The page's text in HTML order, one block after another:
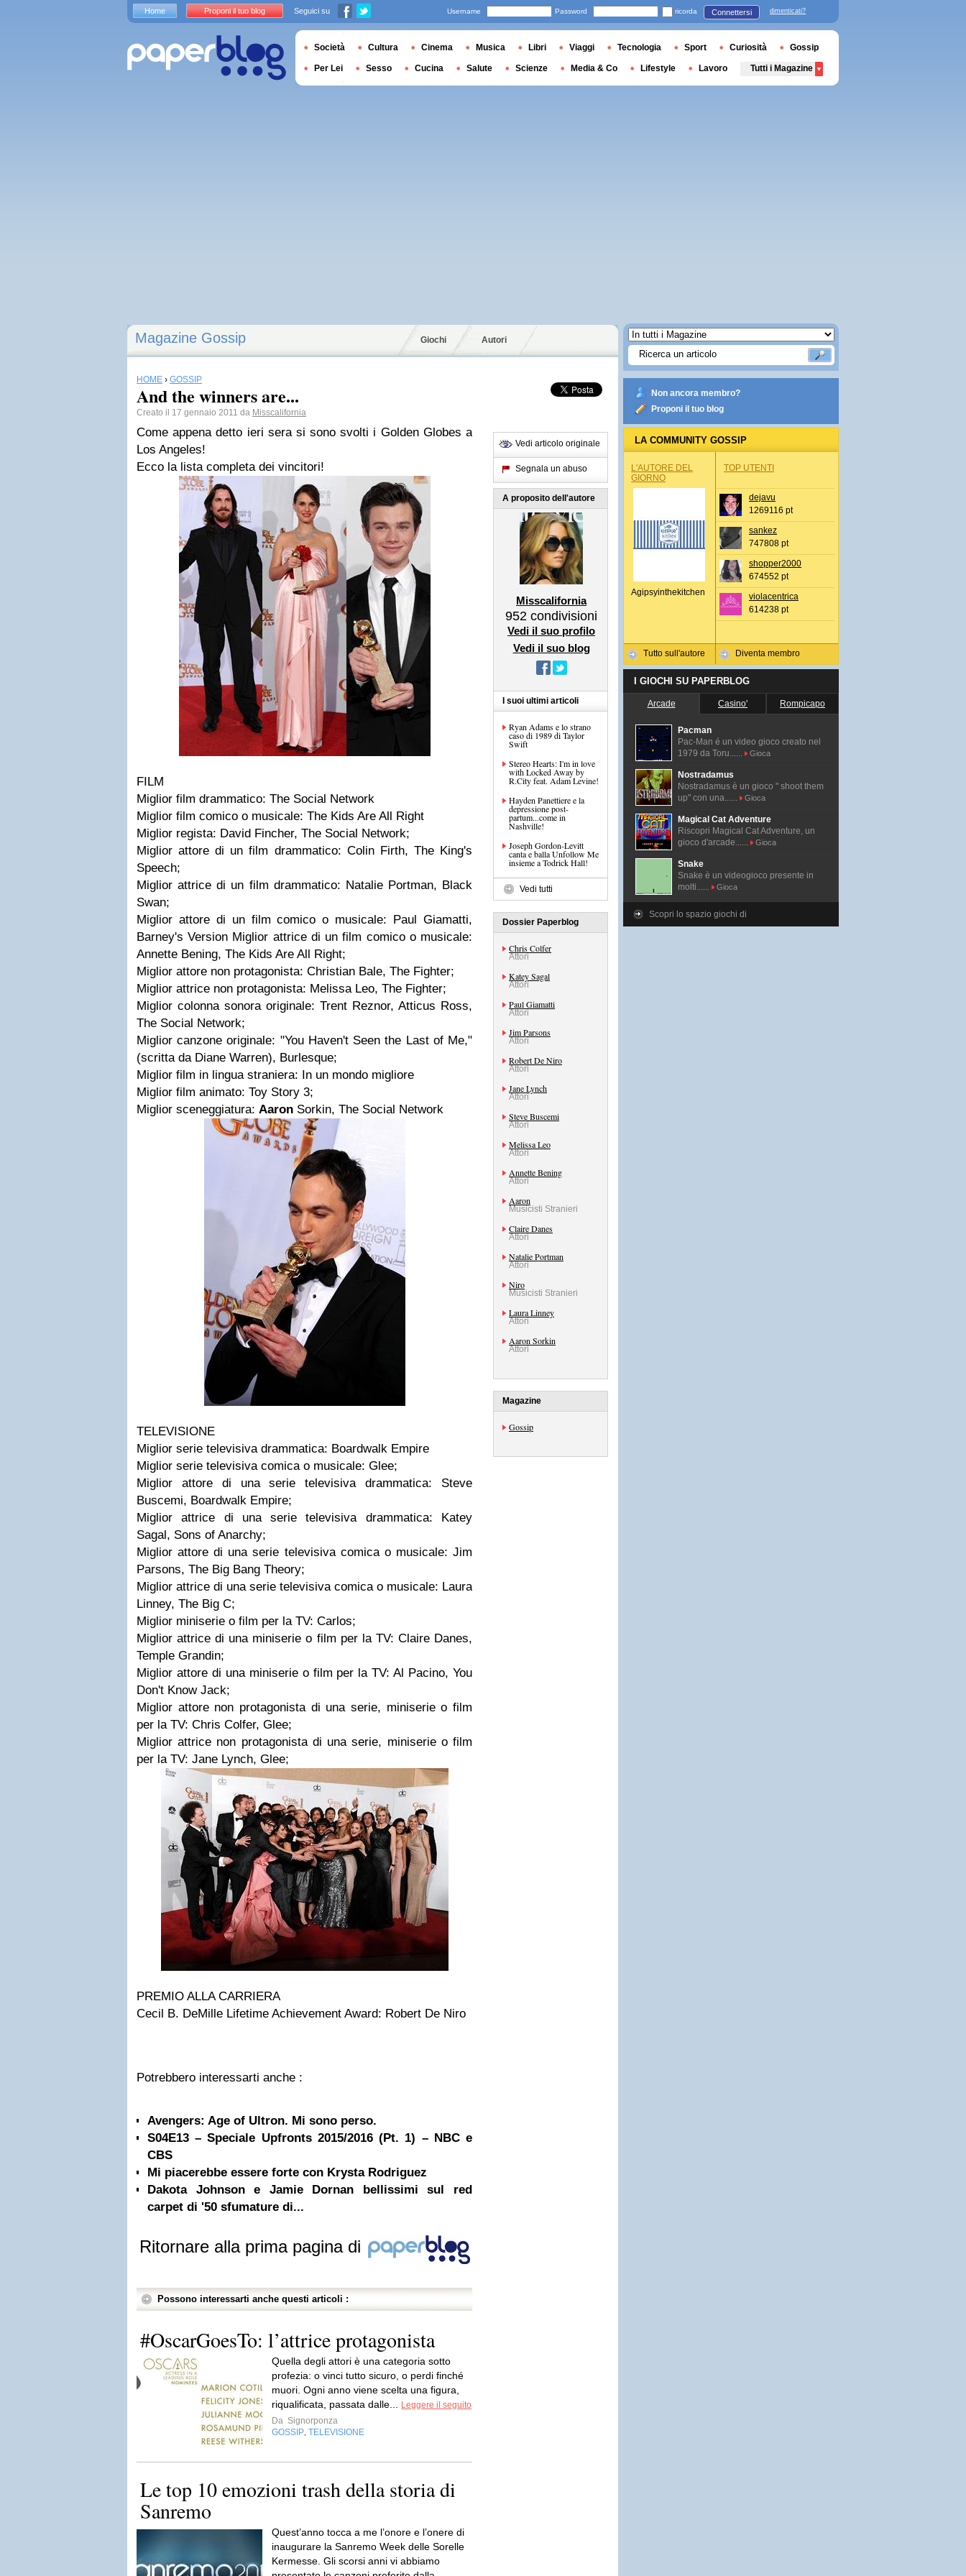
Magazine Gossip Giochi Autori
HOME › GOSSIP
And the winners are...
Creato il 17 gennaio 2011 da Misscalifornia
Come appena detto ieri sera si sono svolti i Golden Globes a
Los Angeles!
Ecco la lista completa dei vincitori!
FILM
Miglior film drammatico: The Social Network
Miglior film comico o musicale: The Kids Are All Right
Miglior regista: David Fincher, The Social Network;
Miglior attore di un film drammatico: Colin Firth, The King's
Speech;
Miglior attrice di un film drammatico: Natalie Portman, Black
Swan;
Miglior attore di un film comico o musicale: Paul Giamatti,
Barney's Version Miglior attrice di un film comico o musicale:
Annette Bening, The Kids Are All Right;
Miglior attore non protagonista: Christian Bale, The Fighter;
Miglior attrice non protagonista: Melissa Leo, The Fighter;
Miglior colonna sonora originale: Trent Reznor, Atticus Ross,
The Social Network;
Miglior canzone originale: "You Haven't Seen the Last of Me,"
(scritta da Diane Warren), Burlesque;
Miglior film in lingua straniera: In un mondo migliore
Miglior film animato: Toy Story 3;
Miglior sceneggiatura: Aaron Sorkin, The Social Network
TELEVISIONE
Miglior serie televisiva drammatica: Boardwalk Empire
Miglior serie televisiva comica o musicale: Glee;
Miglior attore di una serie televisiva drammatica: Steve
Buscemi, Boardwalk Empire;
Miglior attrice di una serie televisiva drammatica: Katey
Sagal, Sons of Anarchy;
Miglior attore di una serie televisiva comica o musicale: Jim
Parsons, The Big Bang Theory;
Miglior attrice di una serie televisiva comica o musicale: Laura
Linney, The Big C;
Miglior miniserie o film per la TV: Carlos;
Miglior attrice di una miniserie o film per la TV: Claire Danes,
Temple Grandin;
Miglior attore di una miniserie o film per la TV: Al Pacino, You
Don't Know Jack;
Miglior attore non protagonista di una serie, miniserie o film
per la TV: Chris Colfer, Glee;
Miglior attrice non protagonista di una serie, miniserie o film
per la TV: Jane Lynch, Glee;
PREMIO ALLA CARRIERA
Cecil B. DeMille Lifetime Achievement Award: Robert De Niro
Potrebbero interessarti anche :
Avengers: Age of Ultron. Mi sono perso.
S04E13 – Speciale Upfronts 2015/2016 (Pt. 1) – NBC e
CBS
Mi piacerebbe essere forte con Krysta Rodriguez
Dakota Johnson e Jamie Dornan bellissimi sul red
carpet di '50 sfumature di...
Ritornare alla prima pagina di
Possono interessarti anche questi articoli :
#OscarGoesTo: l’attrice protagonista
Quella degli attori è una categoria sotto
profezia: o vinci tutto sicuro, o perdi finché
muori. Ogni anno viene scelta una figura,
riqualificata, passata dalle...
Leggere il seguito
Da Signorponza
GOSSIP TELEVISIONE
Le top 10 emozioni trash della storia di
Sanremo
Quest’anno tocca a me l’onore e l’onere di
inaugurare la Sanremo Week delle Sorelle
Kermesse. Gli scorsi anni vi abbiamo
Vedi articolo originale
Segnala un abuso
A proposito dell'autore
Misscalifornia
952 condivisioni
Vedi il suo profilo
Vedi il suo blog
I suoi ultimi articoli
Ryan Adams e lo strano
caso di 1989 di Taylor
Swift
Stereo Hearts: I'm in love
with Locked Away by
R.City feat. Adam Levine!
Hayden Panettiere e la
depressione post-
partum...come in
Nashville!
Joseph Gordon-Levitt
canta e balla Unfollow Me
insieme a Todrick Hall!
Vedi tutti
Dossier Paperblog
Chris Colfer
Attori
Katey Sagal
Attori
Paul Giamatti
Attori
Jim Parsons
Attori
Robert De Niro
Attori
Jane Lynch
Attori
Steve Buscemi
Attori
Melissa Leo
Attori
Annette Bening
Attori
Aaron
Musicisti Stranieri
Claire Danes
Attori
Natalie Portman
Attori
Niro
Musicisti Stranieri
Laura Linney
Attori
Aaron Sorkin
Attori
Magazine
Gossip
Non ancora membro?
Proponi il tuo blog
LA COMMUNITY GOSSIP
L'AUTORE DEL
GIORNO
Agipsyinthekitchen
Tutto sull'autore
TOP UTENTI
dejavu
1269116 pt
sankez
747808 pt
shopper2000
674552 pt
violacentrica
614238 pt
Diventa membro
I GIOCHI SU PAPERBLOG
Arcade Casino' Rompicapo
Pacman
Pac-Man é un video gioco creato nel
1979 da Toru......
Gioca
Nostradamus
Nostradamus è un gioco " shoot them
up" con una......
Gioca
Magical Cat Adventure
Riscopri Magical Cat Adventure, un
gioco d'arcade......
Gioca
Snake
Snake è un videogioco presente in
molti......
Gioca
Scopri lo spazio giochi di
Home Proponi il tuo blog Seguici su Username Password ricorda Connettersi dimenticati?
Società Cultura Cinema Musica Libri Viaggi Tecnologia Sport Curiosità Gossip
Per Lei Sesso Cucina Salute Scienze Media & Co Lifestyle Lavoro Tutti i Magazine